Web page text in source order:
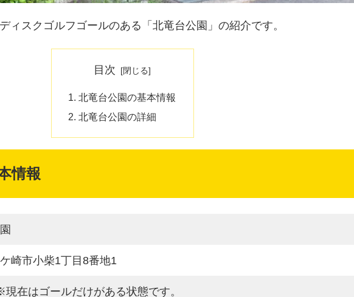
ィスクゴルフゴールのある「北竜台公園」の紹介です。
目次
北竜台公園の基本情報
北竜台公園の詳細
情報
崎市小柴1丁目8番地1
在はゴールだけがある状態です。